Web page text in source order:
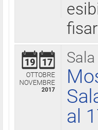
19 17
OTTOBRE
NOVEMBRE
2017
al